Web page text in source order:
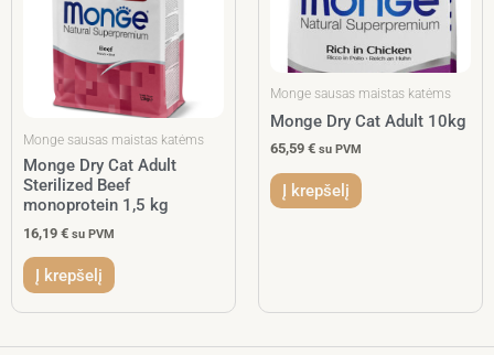
Monge sausas maistas katėms
Monge Dry Cat Adult
Sterilized Beef
monoprotein 1,5 kg
16,19 € su PVM
Į krepšelį
Monge sausas maistas katėms
Monge Dry Cat Adult 10kg
65,59 € su PVM
Į krepšelį